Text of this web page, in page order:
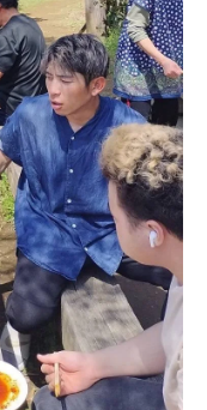
による成長機会
工の成功ストー
その教訓
の具体的な目標
経営戦略
向上の関係
アとその重要性
特長と資質